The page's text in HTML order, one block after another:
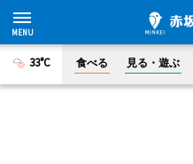
33°C 食べる 見る・遊ぶ